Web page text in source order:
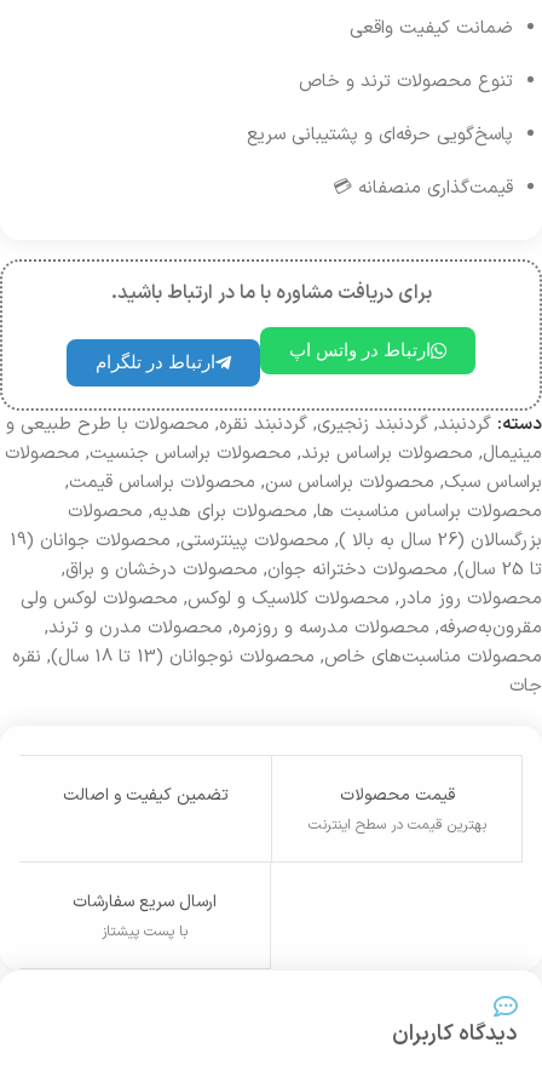
ضمانت کیفیت واقعی
تنوع محصولات ترند و خاص
پاسخ‌گویی حرفه‌ای و پشتیبانی سریع
قیمت‌گذاری منصفانه 💳
برای دریافت مشاوره با ما در ارتباط باشید.
ارتباط در واتس اپ
ارتباط در تلگرام
دسته: گردنبند, گردنبند زنجیری, گردنبند نقره, محصولات با طرح طبیعی و
مینیمال, محصولات براساس برند, محصولات براساس جنسیت, محصولات
بر‌اساس سبک, محصولات براساس سن, محصولات براساس قیمت,
محصولات براساس مناسبت ها, محصولات برای هدیه, محصولات
بزرگسالان (26 سال به بالا )
, محصولات پینترستی,
محصولات جوانان (19
تا 25 سال)
, محصولات دخترانه جوان, محصولات درخشان و براق,
محصولات روز مادر, محصولات کلاسیک و لوکس, محصولات لوکس ولی
مقرون‌به‌صرفه, محصولات مدرسه و روزمره, محصولات مدرن و ترند,
محصولات مناسبت‌های خاص, محصولات نوجوانان (13 تا 18 سال) , نقره
جات
قیمت محصولات
بهترین قیمت در سطح اینترنت
تضمین کیفیت و اصالت
ارسال سریع سفارشات
با پست پیشتاز
دیدگاه کاربران